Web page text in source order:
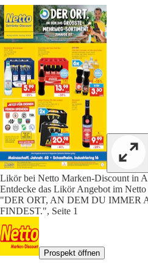
Likör bei Netto Marken-Discount in
Entdecke das Likör Angebot im
"DER ORT, AN DEM DU IMMER
FINDEST.", Seite 1
Prospekt öffnen